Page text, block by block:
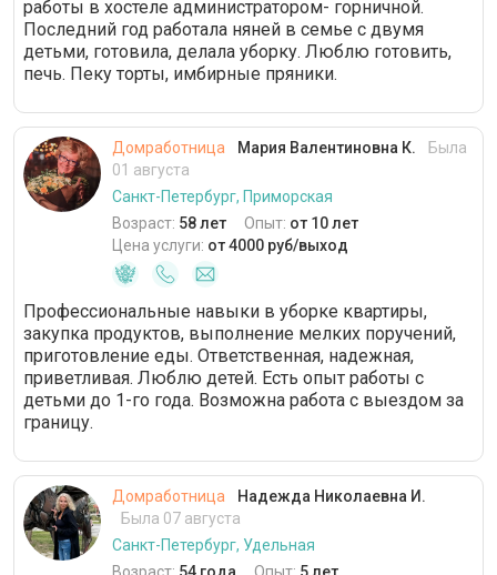
работы в хостеле администратором- горничной.
Последний год работала няней в семье с двумя
детьми, готовила, делала уборку. Люблю готовить,
печь. Пеку торты, имбирные пряники.
Домработница Мария Валентиновна К.
Была
01 августа
Санкт-Петербург, Приморская
Возраст: 58 лет Опыт: от 10 лет
Цена услуги: от 4000 руб/выход
Профессиональные навыки в уборке квартиры,
закупка продуктов, выполнение мелких поручений,
приготовление еды. Ответственная, надежная,
приветливая. Люблю детей. Есть опыт работы с
детьми до 1-го года. Возможна работа с выездом за
границу.
Домработница
Надежда Николаевна И.
Была 07 августа
Санкт-Петербург, Удельная